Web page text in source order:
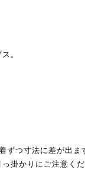
。
ずつ寸法に差が出ま
掛かりにご注意くだ